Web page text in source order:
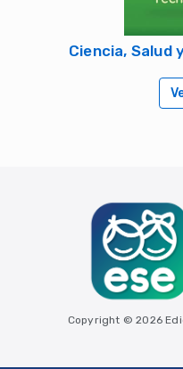
Ciencia, Salud
Copyright © 2026